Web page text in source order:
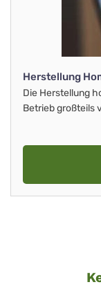
Herstellung
Die Herstellung
Betrieb großteils